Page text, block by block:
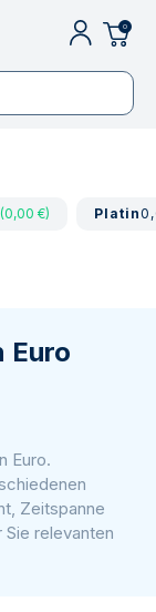
0
(0,00 €) Platin
Euro
Euro.
Zeitspanne
relevanten